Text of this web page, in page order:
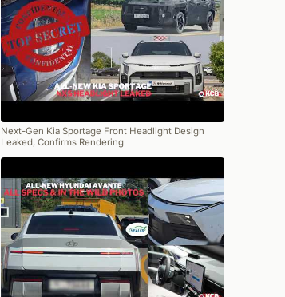
Next-Gen Kia Sportage Front Headlight Design
Leaked, Confirms Rendering